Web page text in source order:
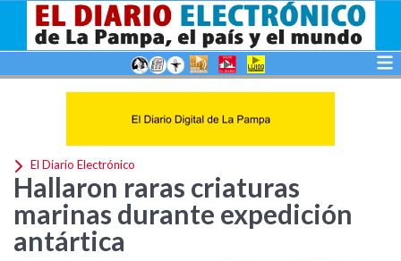
El Diario Electrónico
Hallaron raras criaturas
marinas durante expedición
antártica